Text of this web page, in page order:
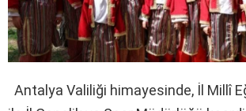
Antalya Valiliği himayesinde, İl Millî